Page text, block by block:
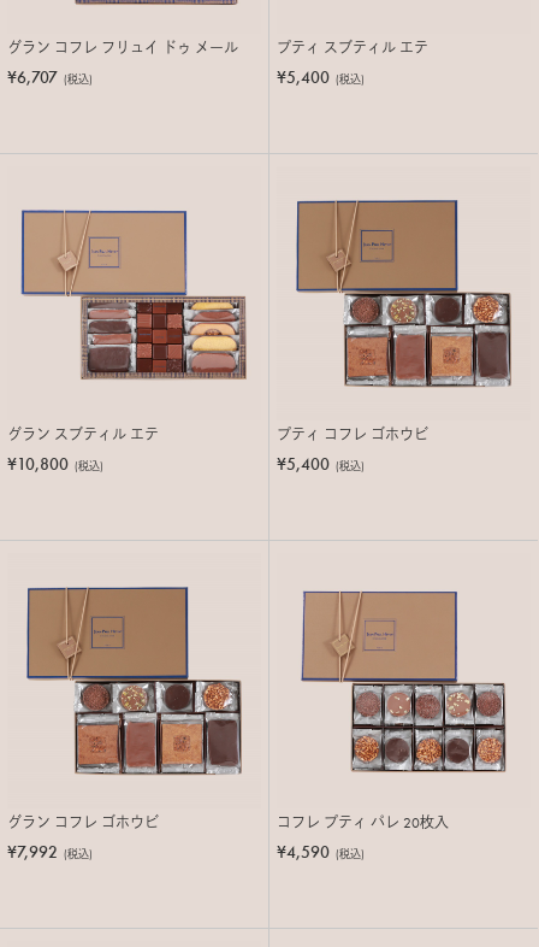
グラン コフレ フリュイ ドゥ メール
¥6,707 (税込)
プティ スブティル エテ
¥5,400 (税込)
グラン スブティル エテ
¥10,800 (税込)
プティ コフレ ゴホウビ
¥5,400 (税込)
グラン コフレ ゴホウビ
¥7,992 (税込)
コフレ プティ パレ 20枚入
¥4,590 (税込)